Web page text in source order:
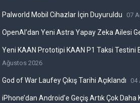
Palworld Mobil Cihazlar İçin Duyuruldu 07
OpenAI’dan Yeni Astra Yapay Zeka Ailesi
Yeni KAAN Prototipi KAAN P1 Taksi Testini
Ağustos 2026
God of War Laufey Çıkış Tarihi Açıklandı 04
iPhone’dan Android’e Geçiş Artık Çok Daha